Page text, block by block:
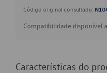
Código original consultado:
Compatibilidade disponível
Características do